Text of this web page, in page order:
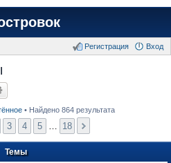
Вход
Регистрация
• Найдено 864 результата
3 4 5 18
Темы